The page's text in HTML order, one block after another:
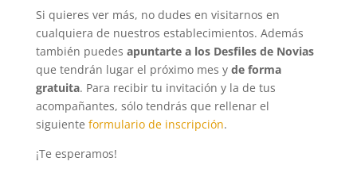
Si quieres ver más, no dudes en visitarnos en
cualquiera de nuestros establecimientos. Además
también puedes apuntarte a los Desfiles de Novias
que tendrán lugar el próximo mes y de forma
gratuita. Para recibir tu invitación y la de tus
acompañantes, sólo tendrás que rellenar el
siguiente formulario de inscripción.
¡Te esperamos!